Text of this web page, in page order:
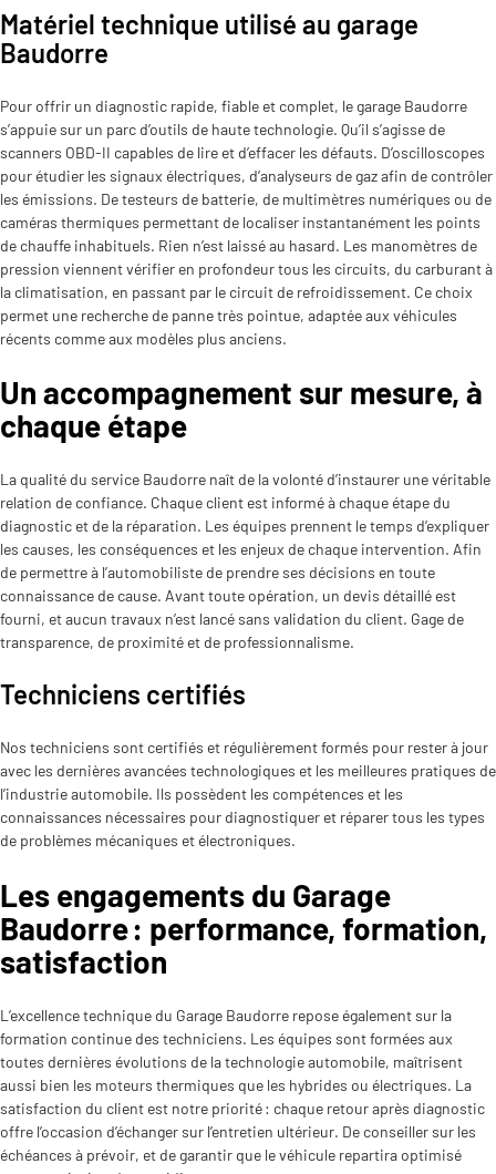
Matériel technique utilisé au garage
Baudorre
Pour offrir un diagnostic rapide, fiable et complet, le garage Baudorre
s’appuie sur un parc d’outils de haute technologie. Qu’il s’agisse de
scanners OBD-II capables de lire et d’effacer les défauts. D’oscilloscopes
pour étudier les signaux électriques, d’analyseurs de gaz afin de contrôler
les émissions. De testeurs de batterie, de multimètres numériques ou de
caméras thermiques permettant de localiser instantanément les points
de chauffe inhabituels. Rien n’est laissé au hasard. Les manomètres de
pression viennent vérifier en profondeur tous les circuits, du carburant à
la climatisation, en passant par le circuit de refroidissement. Ce choix
permet une recherche de panne très pointue, adaptée aux véhicules
récents comme aux modèles plus anciens.
Un accompagnement sur mesure, à
chaque étape
La qualité du service Baudorre naît de la volonté d’instaurer une véritable
relation de confiance. Chaque client est informé à chaque étape du
diagnostic et de la réparation. Les équipes prennent le temps d’expliquer
les causes, les conséquences et les enjeux de chaque intervention. Afin
de permettre à l’automobiliste de prendre ses décisions en toute
connaissance de cause. Avant toute opération, un devis détaillé est
fourni, et aucun travaux n’est lancé sans validation du client. Gage de
transparence, de proximité et de professionnalisme.
Techniciens certifiés
Nos techniciens sont certifiés et régulièrement formés pour rester à jour
avec les dernières avancées technologiques et les meilleures pratiques de
l’industrie automobile. Ils possèdent les compétences et les
connaissances nécessaires pour diagnostiquer et réparer tous les types
de problèmes mécaniques et électroniques.
Les engagements du Garage
Baudorre : performance, formation,
satisfaction
L’excellence technique du Garage Baudorre repose également sur la
formation continue des techniciens. Les équipes sont formées aux
toutes dernières évolutions de la technologie automobile, maîtrisent
aussi bien les moteurs thermiques que les hybrides ou électriques. La
satisfaction du client est notre priorité : chaque retour après diagnostic
offre l’occasion d’échanger sur l’entretien ultérieur. De conseiller sur les
échéances à prévoir, et de garantir que le véhicule repartira optimisé